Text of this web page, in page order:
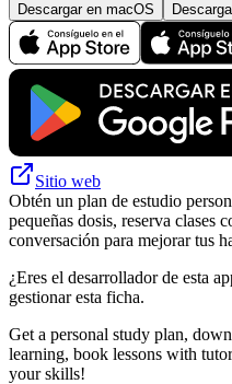
Descargar en macOS
Sitio web
Obtén un plan de estudio
pequeñas dosis, reserva clases
conversación para mejorar tus
¿Eres el desarrollador de esta
gestionar esta ficha.
Get a personal study plan,
learning, book lessons with
your skills!